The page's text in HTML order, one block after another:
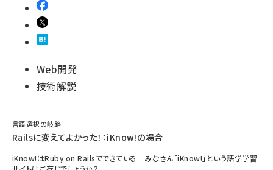
Web開発
技術解説
言語選択の岐路
Railsに変えてよかった！：iKnow!の場合
iKnow!はRuby on Railsでできている みなさん「iKnow!」という語学学習